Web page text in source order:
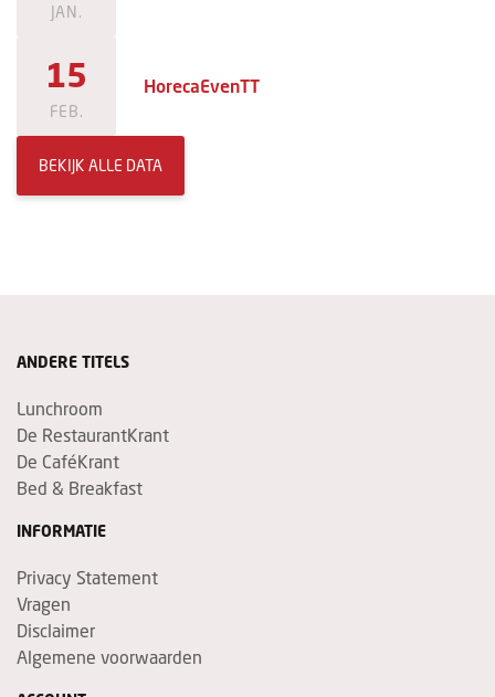
JAN.
15
FEB.
HorecaEvenTT
BEKIJK ALLE DATA
ANDERE TITELS
Lunchroom
De RestaurantKrant
De CaféKrant
Bed & Breakfast
INFORMATIE
Privacy Statement
Vragen
Disclaimer
Algemene voorwaarden